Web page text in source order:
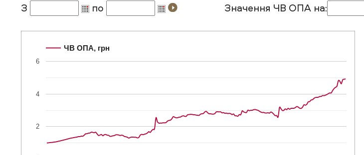
З
по Значення ЧВ ОПА на:
ЧВ ОПА, грн
2
4
6